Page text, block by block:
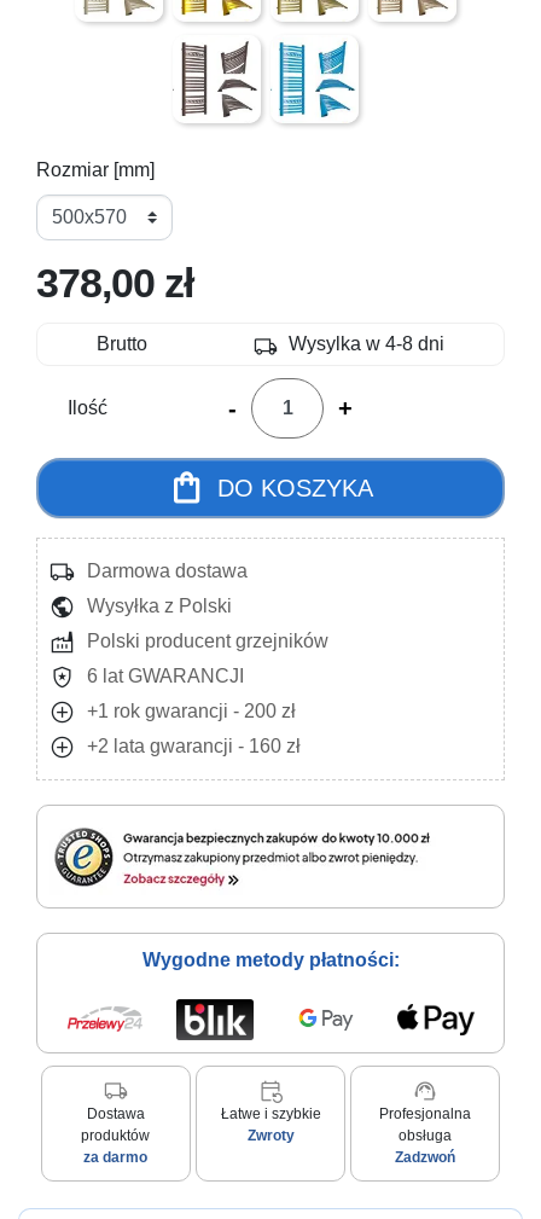
Bordo struktura (lekko chropowata
Niebieski ( gładki )
Rozmiar [mm]
378,00 zł
Brutto local_shipping Wysylka w 4-8 dni
Ilość - +
shopping_bag DO KOSZYKA
local_shipping Darmowa dostawa
public Wysyłka z Polski
factory Polski producent grzejników
local_police 6 lat GWARANCJI
add_circle +1 rok gwarancji - 200 zł
add_circle +2 lata gwarancji - 160 zł
Wygodne metody płatności:
local_shipping
Dostawa
produktów
za darmo
event_repeat
Łatwe i szybkie
Zwroty
support_agent
Profesjonalna
obsługa
Zadzwoń